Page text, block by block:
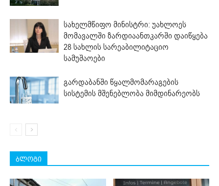
სახელმწიფო მინისტრი: უახლოეს
მომავალში ზარდიაანთკარში დაიწყება
28 სახლის სარეაბილიტაციო
სამუშაოები
გარდაბანში წყალმომარაგების
სისტემის მშენებლობა მიმდინარეობს
ბლოგი